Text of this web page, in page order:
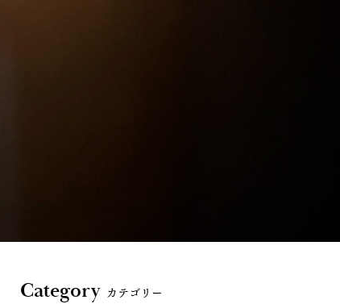
Categoryカテゴリー